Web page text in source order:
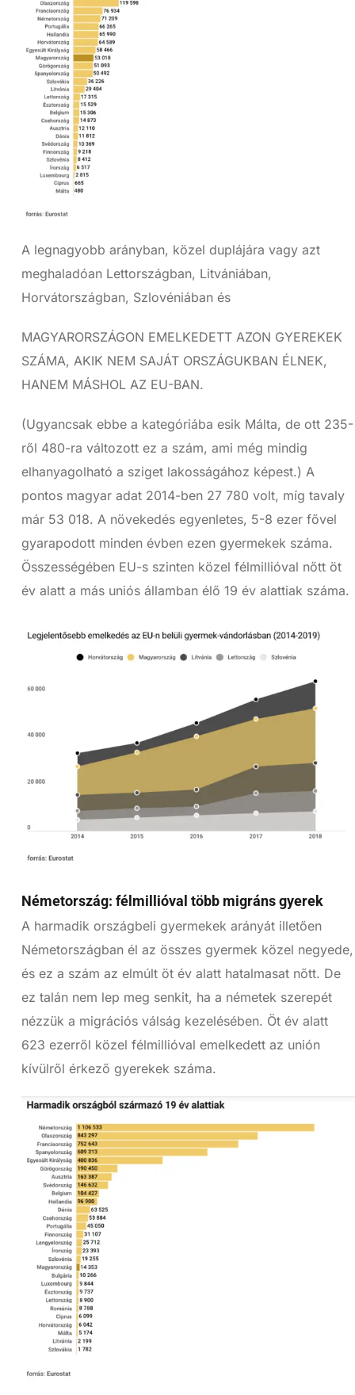
A legnagyobb arányban, közel duplájára vagy azt
meghaladóan Lettországban, Litvániában,
Horvátországban, Szlovéniában és
MAGYARORSZÁGON EMELKEDETT AZON GYEREKEK
SZÁMA, AKIK NEM SAJÁT ORSZÁGUKBAN ÉLNEK,
HANEM MÁSHOL AZ EU-BAN.
(Ugyancsak ebbe a kategóriába esik Málta, de ott 235-
ről 480-ra változott ez a szám, ami még mindig
elhanyagolható a sziget lakosságához képest.) A
pontos magyar adat 2014-ben 27 780 volt, míg tavaly
már 53 018. A növekedés egyenletes, 5-8 ezer fővel
gyarapodott minden évben ezen gyermekek száma.
Összességében EU-s szinten közel félmillióval nőtt öt
év alatt a más uniós államban élő 19 év alattiak száma.
Németország: félmillióval több migráns gyerek
A harmadik országbeli gyermekek arányát illetően
Németországban él az összes gyermek közel negyede,
és ez a szám az elmúlt öt év alatt hatalmasat nőtt. De
ez talán nem lep meg senkit, ha a németek szerepét
nézzük a migrációs válság kezelésében. Öt év alatt
623 ezerről közel félmillióval emelkedett az unión
kívülről érkező gyerekek száma.